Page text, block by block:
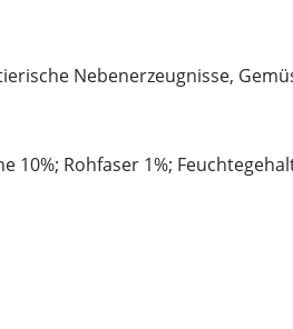
Nebenerzeugnisse,
10%; Rohfaser 1%;